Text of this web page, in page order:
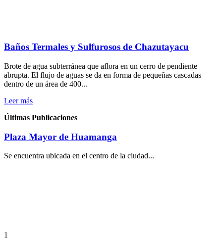
Baños Termales y Sulfurosos de Chazutayacu
Brote de agua subterránea que aflora en un cerro de pendiente
abrupta. El flujo de aguas se da en forma de pequeñas cascadas
dentro de un área de 400...
Leer más
Últimas Publicaciones
Plaza Mayor de Huamanga
Se encuentra ubicada en el centro de la ciudad...
1